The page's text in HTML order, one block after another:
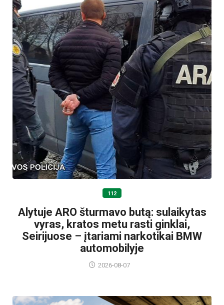
112
Alytuje ARO šturmavo butą: sulaikytas
vyras, kratos metu rasti ginklai,
Seirijuose – įtariami narkotikai BMW
automobilyje
2026-08-07